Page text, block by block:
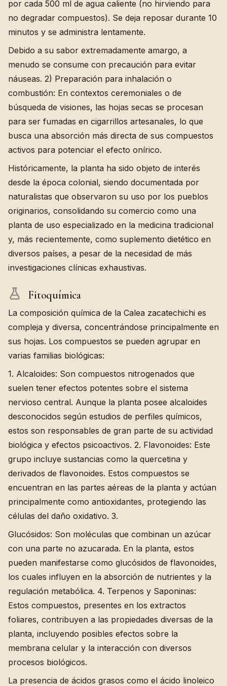
por cada 500 ml de agua caliente (no hirviendo para
no degradar compuestos). Se deja reposar durante 10
minutos y se administra lentamente.
Debido a su sabor extremadamente amargo, a
menudo se consume con precaución para evitar
náuseas. 2) Preparación para inhalación o
combustión: En contextos ceremoniales o de
búsqueda de visiones, las hojas secas se procesan
para ser fumadas en cigarrillos artesanales, lo que
busca una absorción más directa de sus compuestos
activos para potenciar el efecto onírico.
Históricamente, la planta ha sido objeto de interés
desde la época colonial, siendo documentada por
naturalistas que observaron su uso por los pueblos
originarios, consolidando su comercio como una
planta de uso especializado en la medicina tradicional
y, más recientemente, como suplemento dietético en
diversos países, a pesar de la necesidad de más
investigaciones clínicas exhaustivas.
Fitoquímica
La composición química de la Calea zacatechichi es
compleja y diversa, concentrándose principalmente en
sus hojas. Los compuestos se pueden agrupar en
varias familias biológicas:
1. Alcaloides: Son compuestos nitrogenados que
suelen tener efectos potentes sobre el sistema
nervioso central. Aunque la planta posee alcaloides
desconocidos según estudios de perfiles químicos,
estos son responsables de gran parte de su actividad
biológica y efectos psicoactivos. 2. Flavonoides: Este
grupo incluye sustancias como la quercetina y
derivados de flavonoides. Estos compuestos se
encuentran en las partes aéreas de la planta y actúan
principalmente como antioxidantes, protegiendo las
células del daño oxidativo. 3.
Glucósidos: Son moléculas que combinan un azúcar
con una parte no azucarada. En la planta, estos
pueden manifestarse como glucósidos de flavonoides,
los cuales influyen en la absorción de nutrientes y la
regulación metabólica. 4. Terpenos y Saponinas:
Estos compuestos, presentes en los extractos
foliares, contribuyen a las propiedades diversas de la
planta, incluyendo posibles efectos sobre la
membrana celular y la interacción con diversos
procesos biológicos.
La presencia de ácidos grasos como el ácido linoleico